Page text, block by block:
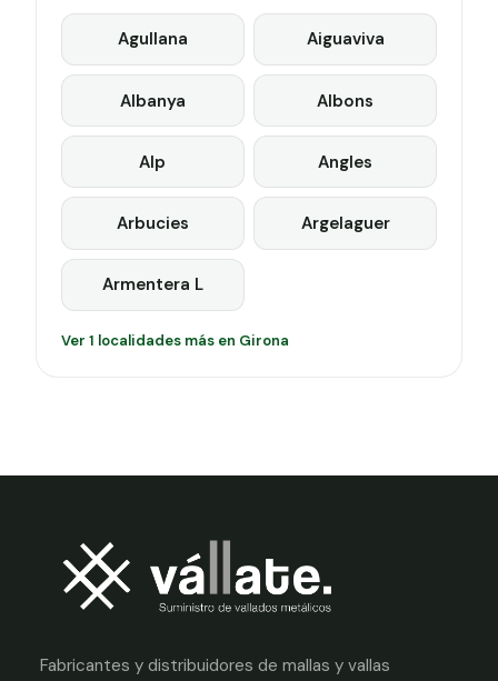
Agullana Aiguaviva
Albanya Albons
Alp Angles
Arbucies Argelaguer
Armentera L
Ver 1 localidades más en Girona
Fabricantes y distribuidores de mallas y vallas